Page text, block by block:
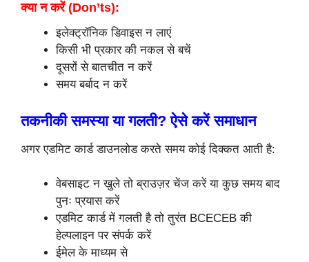
क्या न करें (Don’ts):
इलेक्ट्रॉनिक डिवाइस न लाएं
किसी भी प्रकार की नकल से बचें
दूसरों से बातचीत न करें
समय बर्बाद न करें
तकनीकी समस्या या गलती? ऐसे करें समाधान
अगर एडमिट कार्ड डाउनलोड करते समय कोई दिक्कत आती है:
वेबसाइट न खुले तो ब्राउज़र चेंज करें या कुछ समय बाद
पुनः प्रयास करें
एडमिट कार्ड में गलती है तो तुरंत BCECEB की
हेल्पलाइन पर संपर्क करें
ईमेल के माध्यम से